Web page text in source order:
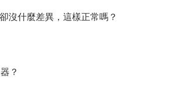
沒什麼差異，這樣正常嗎？
？